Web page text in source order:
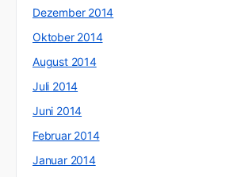
Dezember 2014
Oktober 2014
August 2014
Juli 2014
Juni 2014
Februar 2014
Januar 2014